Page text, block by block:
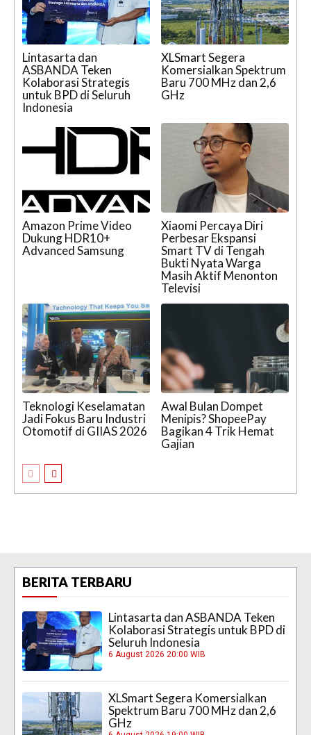
Lintasarta dan
ASBANDA Teken
Kolaborasi Strategis
untuk BPD di Seluruh
Indonesia
XLSmart Segera
Komersialkan Spektrum
Baru 700 MHz dan 2,6
GHz
Amazon Prime Video
Dukung HDR10+
Advanced Samsung
Xiaomi Percaya Diri
Perbesar Ekspansi
Smart TV di Tengah
Bukti Nyata Warga
Masih Aktif Menonton
Televisi
Teknologi Keselamatan
Jadi Fokus Baru Industri
Otomotif di GIIAS 2026
Awal Bulan Dompet
Menipis? ShopeePay
Bagikan 4 Trik Hemat
Gajian
BERITA TERBARU
Lintasarta dan ASBANDA Teken
Kolaborasi Strategis untuk BPD di
Seluruh Indonesia
6 August 2026 20:00 WIB
XLSmart Segera Komersialkan
Spektrum Baru 700 MHz dan 2,6
GHz